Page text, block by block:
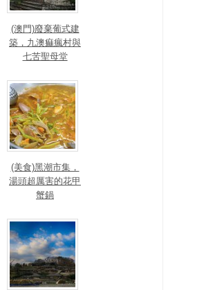
(澳門)廢棄葡式建
築，九澳痲瘋村與
七苦聖母堂
(美食)黑潮市集，
湯頭超厲害的花甲
蟹鍋